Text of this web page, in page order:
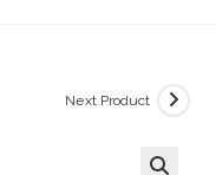
Next Product